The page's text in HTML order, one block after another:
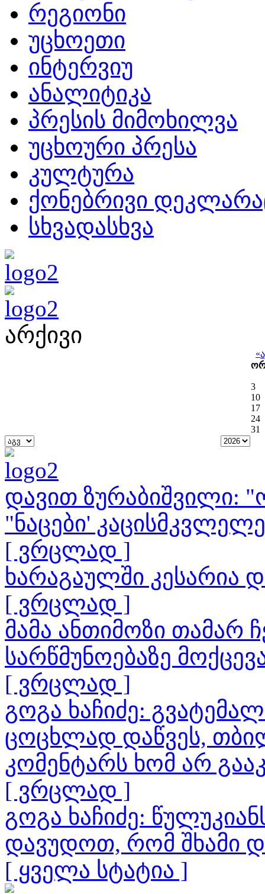
რეგიონი
უცხოეთი
ინტერვიუ
ანალიტიკა
პრესის მიმოხილვა
უცხოური პრესა
კულტურა
ქონებრივი
სხვადასხვა
არქივი
«
3
10
17
24
31
დავით ზურაბიშვილი:
"ნაცები'
[ ვრცლად ]
ხარაგაულში კესარია
[ ვრცლად ]
მამა ანთიმოზი თამარ
სარწმუნოებაზე
[ ვრცლად ]
გოგა ხაჩიძე:
ცოცხლად დაწვეს,
კომენტარს ხომ არ
[ ვრცლად ]
გოგა ხაჩიძე:
დავუდოთ, რომ შხამი
[ ყველა სტატია ]